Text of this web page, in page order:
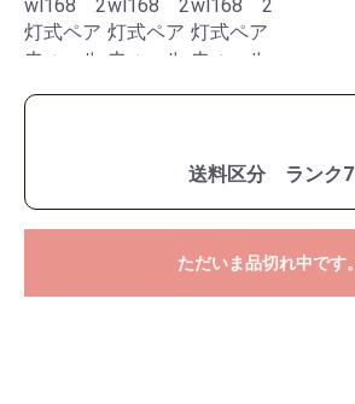
送料区分 ランク7
ただいま品切れ中です。